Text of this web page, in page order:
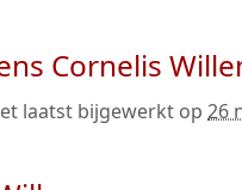
Cornelis
laatst bijgewerkt op 26